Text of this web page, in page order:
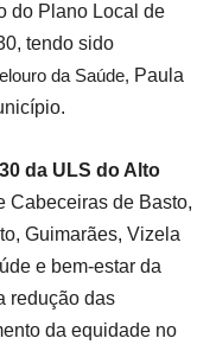
do Plano Local de
tendo sido
da Saúde, Paula
da ULS do Alto
Cabeceiras de Basto,
Guimarães, Vizela
e bem-estar da
redução das
da equidade no